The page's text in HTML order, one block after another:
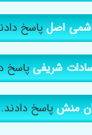
اصلپاسخ
شریفیپاسخ
منشپاسخ دادند.